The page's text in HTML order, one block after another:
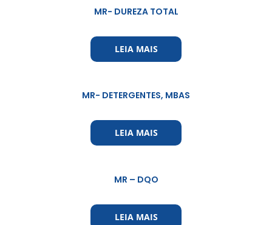
MR- DUREZA TOTAL
LEIA MAIS
MR- DETERGENTES, MBAS
LEIA MAIS
MR – DQO
LEIA MAIS